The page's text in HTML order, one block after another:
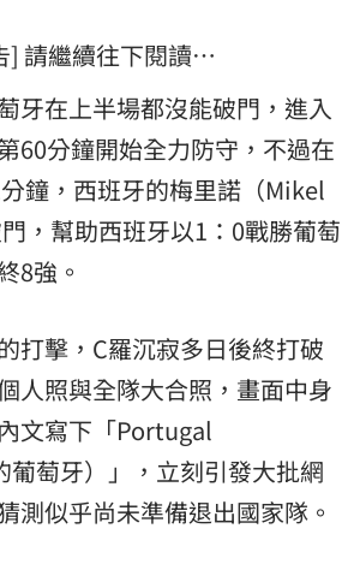
] 請繼續往下閱讀…
牙在上半場都沒能破門，進入
60分鐘開始全力防守，不過在
鐘，西班牙的梅里諾（Mikel
，幫助西班牙以1：0戰勝葡萄
8強。
打擊，C羅沉寂多日後終打破
人照與全隊大合照，畫面中身
文寫下「Portugal
萄牙）」，立刻引發大批網
測似乎尚未準備退出國家隊。